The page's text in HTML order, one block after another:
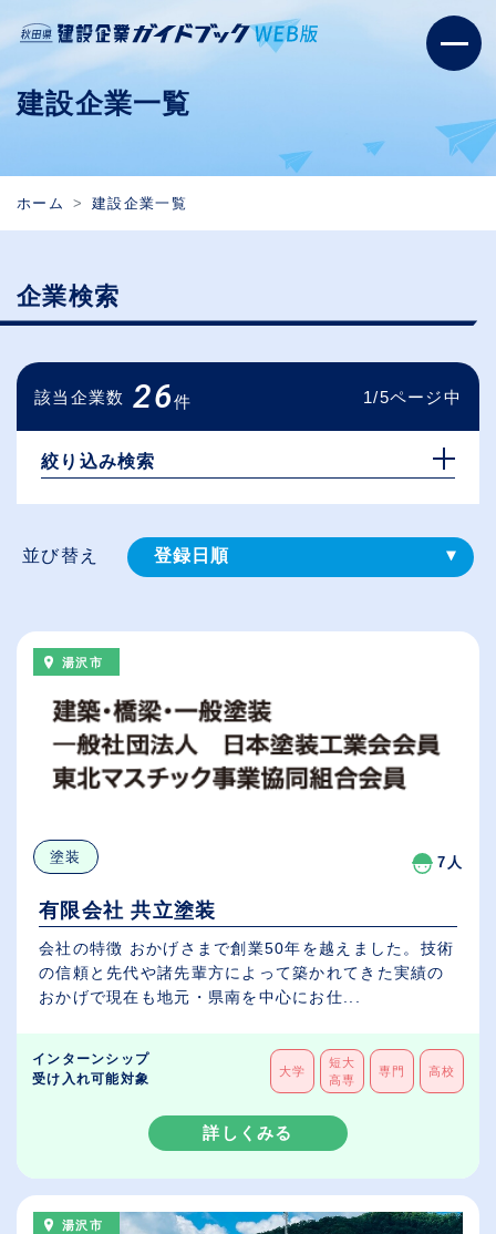
建設企業一覧
ホーム 建設企業一覧
企業検索
該当企業数 26件 1/5ページ中
絞り込み検索
並び替え 登録⽇順
（⾼卒の給与を基準）
休日数が多い順
湯沢市
塗装 7人
有限会社 共立塗装
会社の特徴 おかげさまで創業50年を越えました。技術
の信頼と先代や諸先輩方によって築かれてきた実績の
おかげで現在も地元・県南を中心にお仕...
インターンシップ
受け入れ可能対象
大学
短大
高専
専門 高校
詳しくみる
湯沢市